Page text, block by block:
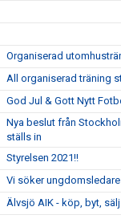
Organiserad
All organiserad träning
God Jul & Gott Nytt
Nya beslut från
ställs in
Styrelsen 2021!!
Vi söker
Älvsjö AIK - köp, byt, sälj